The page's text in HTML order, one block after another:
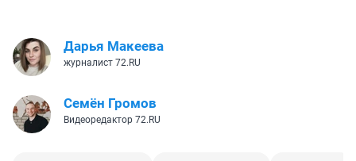
Дарья Макеева
журналист 72.RU
Семён Громов
Видеоредактор 72.RU